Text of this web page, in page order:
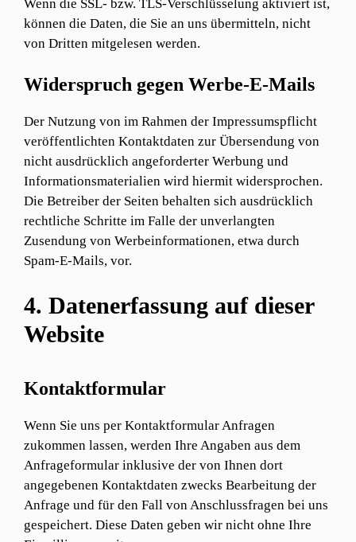
Wenn die SSL- bzw. TLS-Verschlüsselung aktiviert ist,
können die Daten, die Sie an uns übermitteln, nicht
von Dritten mitgelesen werden.
Widerspruch gegen Werbe-E-Mails
Der Nutzung von im Rahmen der Impressumspflicht
veröffentlichten Kontaktdaten zur Übersendung von
nicht ausdrücklich angeforderter Werbung und
Informationsmaterialien wird hiermit widersprochen.
Die Betreiber der Seiten behalten sich ausdrücklich
rechtliche Schritte im Falle der unverlangten
Zusendung von Werbeinformationen, etwa durch
Spam-E-Mails, vor.
4. Datenerfassung auf dieser
Website
Kontaktformular
Wenn Sie uns per Kontaktformular Anfragen
zukommen lassen, werden Ihre Angaben aus dem
Anfrageformular inklusive der von Ihnen dort
angegebenen Kontaktdaten zwecks Bearbeitung der
Anfrage und für den Fall von Anschlussfragen bei uns
gespeichert. Diese Daten geben wir nicht ohne Ihre